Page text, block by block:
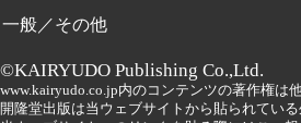
一般／その他
©KAIRYUDO Publishing Co.,Ltd.
www.kairyudo.co.jp内のコンテンツの著作権は
開隆堂出版は当ウェブサイトから貼られてい